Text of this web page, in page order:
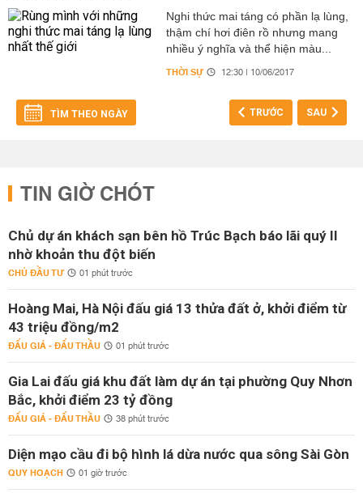
Nghi thức mai táng có phần lạ lùng,
thậm chí hơi điên rồ nhưng mang
nhiều ý nghĩa và thể hiện màu...
THỜI SỰ 12:30 | 10/06/2017
TÌM THEO NGÀY TRƯỚC SAU
TIN GIỜ CHÓT
Chủ dự án khách sạn bên hồ Trúc Bạch báo lãi quý II
nhờ khoản thu đột biến
CHỦ ĐẦU TƯ 01 phút trước
Hoàng Mai, Hà Nội đấu giá 13 thửa đất ở, khởi điểm từ
43 triệu đồng/m2
ĐẤU GIÁ - ĐẤU THẦU 01 phút trước
Gia Lai đấu giá khu đất làm dự án tại phường Quy Nhơn
Bắc, khởi điểm 23 tỷ đồng
ĐẤU GIÁ - ĐẤU THẦU 38 phút trước
Diện mạo cầu đi bộ hình lá dừa nước qua sông Sài Gòn
QUY HOẠCH 01 giờ trước